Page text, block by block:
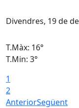
Divendres, 19 de
T.Màx: 16°
T.Min: 3°
1
2
AnteriorSegüent